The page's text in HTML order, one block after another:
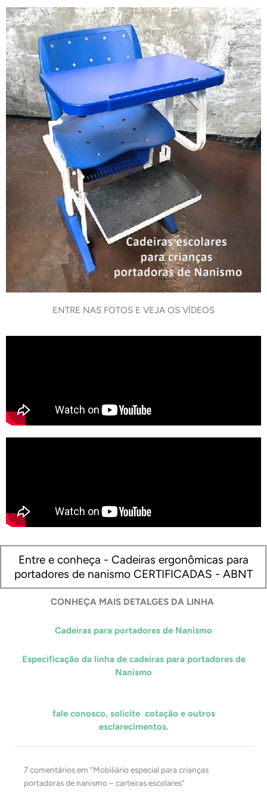
ENTRE NAS FOTOS E VEJA OS VÍDEOS
Entre e conheça - Cadeiras ergonômicas para
portadores de nanismo CERTIFICADAS - ABNT
CONHEÇA MAIS DETALGES DA LINHA
Cadeiras para portadores de Nanismo
Especificação da linha de cadeiras para portadores de
Nanismo
fale conosco, solicite cotação e outros
esclarecimentos.
7 comentários em “Mobiliário especial para crianças
portadoras de nanismo – carteiras escolares”